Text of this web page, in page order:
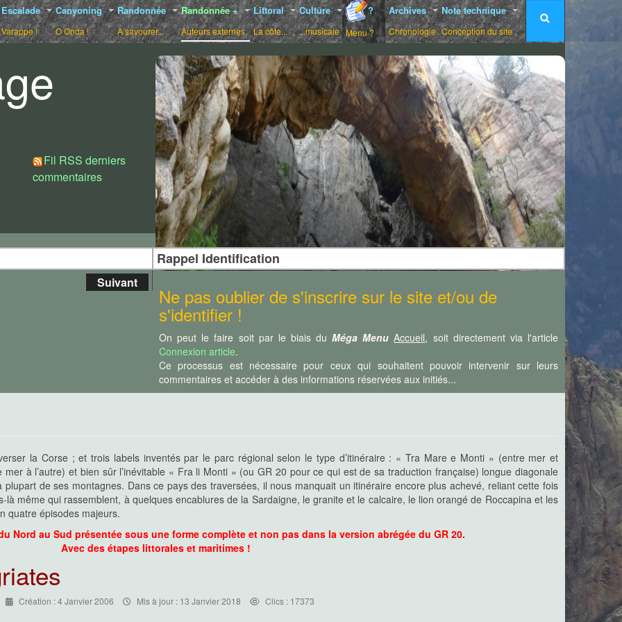
Escalade
Varappe !
Canyoning
O Onda !
Randonnée
A savourer...
Randonnée +
Auteurs externes
Littoral
La côte...
Culture
...musicale
?
Menu ?
Archives
Chronologie
Note technique
Conception du site
Fil RSS derniers
commentaires
Choix de styles :
la longue crête NW/SE
Grands Monts...
la dorsale des montagnes
!
l'Incudine dominant le plateau
peuvent même inciter à la
prétexte à s'échapper des
et sentes de l'Ospedale et les
battus et des joyaux comme la
contournables pour ceux qui
Suivant
Rappel Identification
Ne pas oublier de s'inscrire sur le site et/ou de
s'identifier !
On peut le faire soit par le biais duMéga Menu Accueil, soit directement via l'article
Connexion article.
Ce processus est nécessaire pour ceux qui souhaitent pouvoir intervenir sur leurs
commentaires et accéder à des informations réservées aux initiés...
la Corse ; et trois labels inventés par le parc régional selon le type d’itinéraire : « Tra Mare e Monti » (entre mer et
mer à l’autre) et bien sûr l’inévitable « Fra li Monti » (ou GR 20 pour ce qui est de sa traduction française) longue diagonale
de ses montagnes. Dans ce pays des traversées, il nous manquait un itinéraire encore plus achevé, reliant cette fois
là même qui rassemblent, à quelques encablures de la Sardaigne, le granite et le calcaire, le lion orangé de Roccapina et les
quatre épisodes majeurs.
Nord au Sud présentée sous une forme complète et non pas dans la version abrégée du GR 20.
Avec des étapes littorales et maritimes !
Création : 4 Janvier 2006 Mis à jour : 13 Janvier 2018 Clics : 17373